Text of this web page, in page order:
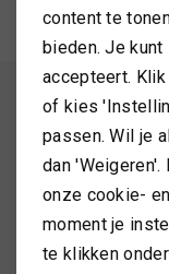
VESTEN
ALTIJD ALS
Schrijf je in en
content te
bieden. Je
accepteert.
of kies
passen. Wil je
dan
onze cookie-
moment je
te klikken